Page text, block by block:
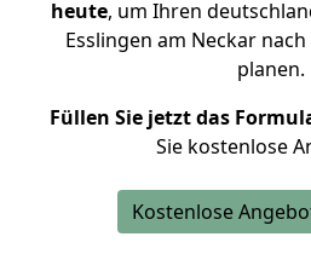
heute, um Ihren
Esslingen am Neckar
planen.
Füllen Sie jetzt das
Sie kostenlose
Kostenlose